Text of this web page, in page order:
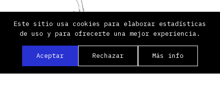
Este sitio usa cookies para elaborar estadísticas
de uso y para ofrecerte una mejor experiencia.
Aceptar Rechazar Más info